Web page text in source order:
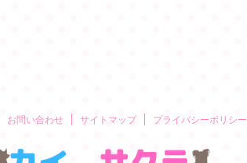
お問い合わせ サイトマップ プライバシーポリシー